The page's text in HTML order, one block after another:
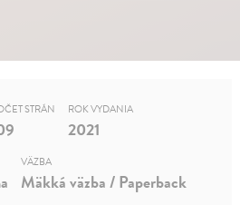
STRÁN ROK VYDANIA
2021
VÄZBA
Mäkká väzba / Paperback